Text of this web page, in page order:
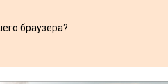
браузера?